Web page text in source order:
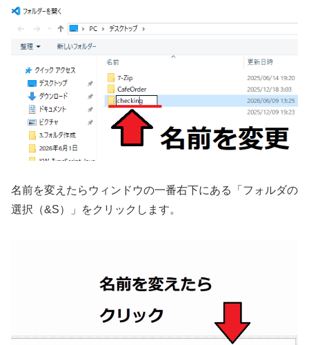
名前を変えたらウィンドウの一番右下にある「フォルダの
選択（&S）」をクリックします。